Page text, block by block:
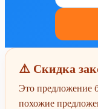
⚠️ Скидка
Это предложение
похожие